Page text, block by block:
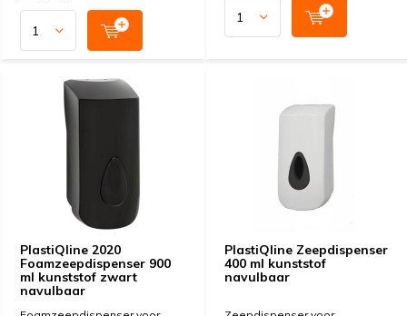
PlastiQline 2020
Foamzeepdispenser 900
ml kunststof zwart
navulbaar
PlastiQline Zeepdispenser
400 ml kunststof
navulbaar